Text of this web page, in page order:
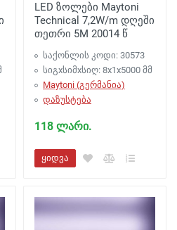
LED ზოლები Maytoni
Technical 7,2W/m დღეში
თეთრი 5M 20014 წ
საქონლის კოდი: 30573
სიგxსიმxსიღ: 8x1x5000 მმ
Maytoni (გერმანია)
დაზუსტება
118 ლარი.
ყიდვა